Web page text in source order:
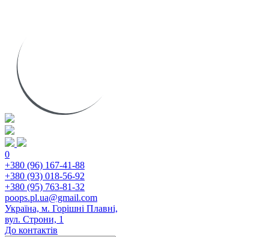
0
+380 (96) 167-41-88
+380 (93) 018-56-92
+380 (95) 763-81-32
poops.pl.ua@gmail.com
Україна, м. Горішні Плавні,
вул. Строни, 1
До контактів